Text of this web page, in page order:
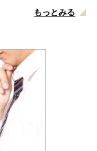
もっとみる